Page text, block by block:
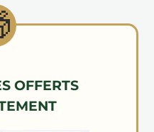
OFFERTS